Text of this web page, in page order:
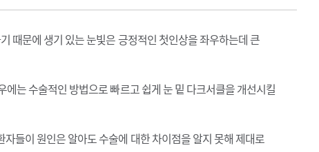
때문에 생기 있는 눈빛은 긍정적인 첫인상을 좌우하는데 큰
는 수술적인 방법으로 빠르고 쉽게 눈 밑 다크서클을 개선시킬
들이 원인은 알아도 수술에 대한 차이점을 알지 못해 제대로